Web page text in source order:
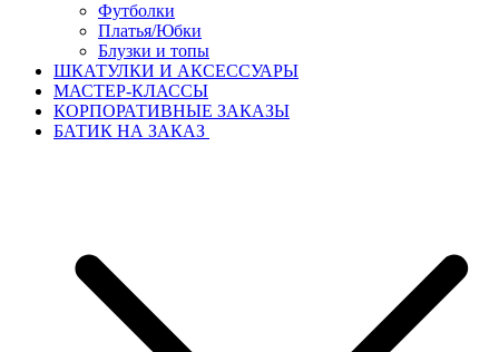
Футболки
Платья/Юбки
Блузки и топы
ШКАТУЛКИ И АКСЕССУАРЫ
МАСТЕР-КЛАССЫ
КОРПОРАТИВНЫЕ ЗАКАЗЫ
БАТИК НА ЗАКАЗ